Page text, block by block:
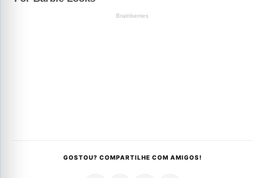
GOSTOU? COMPARTILHE COM AMIGOS!